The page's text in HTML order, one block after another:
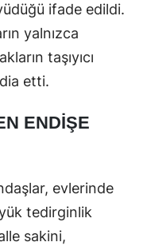
ifade edildi.
yalnızca
taşıyıcı
etti.
ENDIŞE
evlerinde
tedirginlik
sakini,